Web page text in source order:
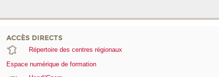
ACCÈS DIRECTS
Répertoire des centres régionaux
Espace numérique de formation